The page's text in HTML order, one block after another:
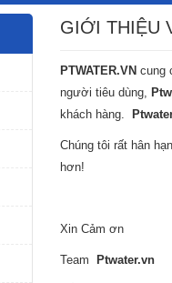
GIỚI THIỆU
PTWATER.VN cung
người tiêu dùng,
khách hàng.
Chúng tôi rất hân
hơn!
Xin Cảm ơn
Team Ptwater.vn